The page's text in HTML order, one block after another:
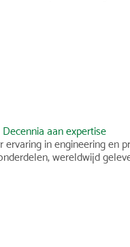
Decennia aan expertise
ervaring in engineering en
wereldwijd